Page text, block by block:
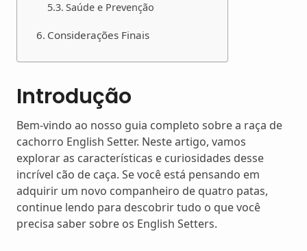
Saúde e Prevenção
Considerações Finais
Introdução
Bem-vindo ao nosso guia completo sobre a raça de
cachorro English Setter. Neste artigo, vamos
explorar as características e curiosidades desse
incrível cão de caça. Se você está pensando em
adquirir um novo companheiro de quatro patas,
continue lendo para descobrir tudo o que você
precisa saber sobre os English Setters.